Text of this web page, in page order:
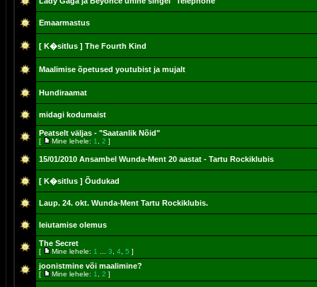
Emaarmastus
[ K�sitlus ] The Fourth Kind
Maalimise õpetused youtubist ja mujalt
Hundiraamat
midagi kodumaist
Peatselt väljas - "Saatanlik Nõid"
[ Mine lehele: 1 2 ]
15/01/2010 Ansambel Wunda-Ment 20 aastat - Tartu Rockiklubis
[ K�sitlus ] Õudukad
Laup. 24. okt. Wunda-Ment Tartu Rockiklubis.
leiutamise olemus
The Secret
[ Mine lehele: 1 3 4 5 ]
joonistmine või maalimine?
[ Mine lehele: 1 2 ]